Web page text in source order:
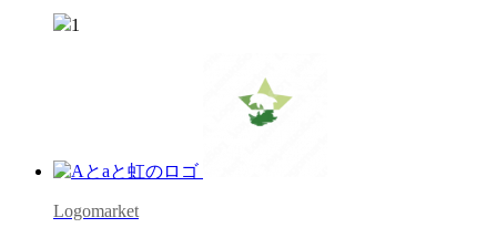
1
Logomarket